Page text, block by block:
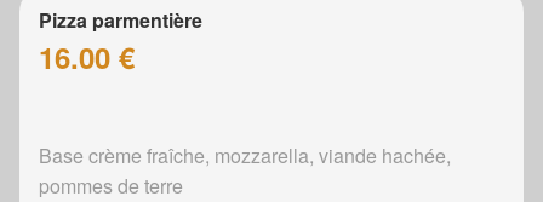
Pizza parmentière
16.00 €
Base crème fraîche, mozzarella, viande hachée,
pommes de terre